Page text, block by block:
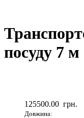
посуду 7 м
125500.00 грн.
Довжина: